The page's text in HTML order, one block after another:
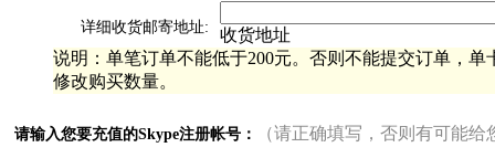
详细收货邮寄地址:
收货地址
说明：单笔订单不能低于200元。否则不能提交订单，单
修改购买数量。
请输入您要充值的Skype注册帐号： （请正确填写，否则有可能给